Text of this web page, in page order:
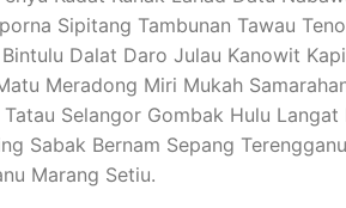
Sipitang Tambunan Tawau
Dalat Daro Julau Kanowit
Meradong Miri Mukah
Selangor Gombak Hulu
Sabak Bernam Sepang
Marang Setiu.